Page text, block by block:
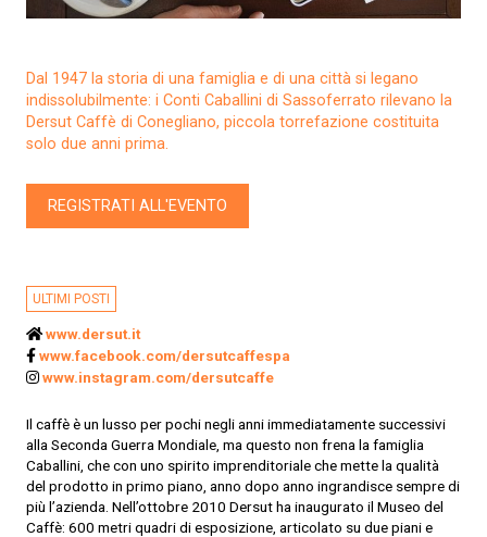
Dal 1947 la storia di una famiglia e di una città si legano
indissolubilmente: i Conti Caballini di Sassoferrato rilevano la
Dersut Caffè di Conegliano, piccola torrefazione costituita
solo due anni prima.
REGISTRATI ALL'EVENTO
ULTIMI POSTI
www.dersut.it
www.facebook.com/dersutcaffespa
www.instagram.com/dersutcaffe
Il caffè è un lusso per pochi negli anni immediatamente successivi
alla Seconda Guerra Mondiale, ma questo non frena la famiglia
Caballini, che con uno spirito imprenditoriale che mette la qualità
del prodotto in primo piano, anno dopo anno ingrandisce sempre di
più l’azienda. Nell’ottobre 2010 Dersut ha inaugurato il Museo del
Caffè: 600 metri quadri di esposizione, articolato su due piani e